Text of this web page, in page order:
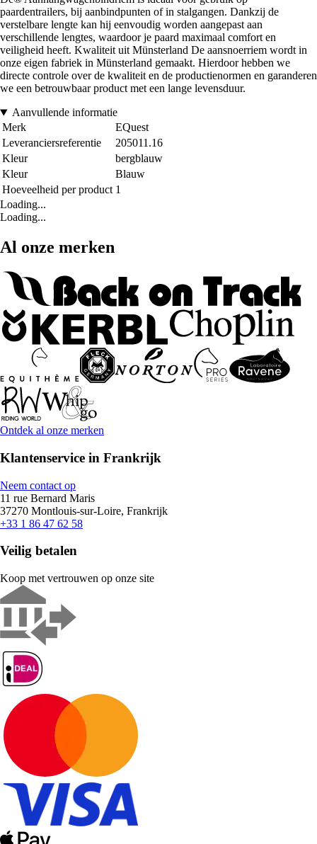
paardentrailers, bij aanbindpunten of in stalgangen. Dankzij de
verstelbare lengte kan hij eenvoudig worden aangepast aan
verschillende lengtes, waardoor je paard maximaal comfort en
veiligheid heeft. Kwaliteit uit Münsterland De aansnoerriem wordt in
onze eigen fabriek in Münsterland gemaakt. Hierdoor hebben we
directe controle over de kwaliteit en de productienormen en garanderen
we een betrouwbaar product met een lange levensduur.
Aanvullende informatie
Merk
EQuest
Leveranciersreferentie
205011.16
Kleur
bergblauw
Kleur
Blauw
Hoeveelheid per product 1
Loading...
Loading...
Al onze merken
Ontdek al onze merken
Klantenservice in Frankrijk
Neem contact op
11 rue Bernard Maris
37270 Montlouis-sur-Loire, Frankrijk
+33 1 86 47 62 58
Veilig betalen
Koop met vertrouwen op onze site